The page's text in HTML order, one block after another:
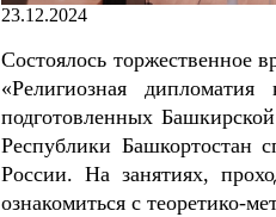
23.12.2024
Состоялось торжественное
«Религиозная
подготовленных
Республики Башкортостан
России. На занятиях,
ознакомиться с теоретико-